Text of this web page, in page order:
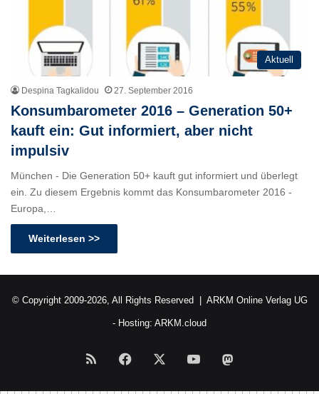
Aktuell
Despina Tagkalidou 27. September 2016
Konsumbarometer 2016 – Generation 50+
kauft ein: Gut informiert, aber nicht
impulsiv
München - Die Generation 50+ kauft gut informiert und überlegt
ein. Zu diesem Ergebnis kommt das Konsumbarometer 2016 -
Europa,…
Weiterlesen >>
© Copyright 2009-2026, All Rights Reserved | ARKM Online Verlag UG
- Hosting: ARKM.cloud
RSS Facebook YouTube